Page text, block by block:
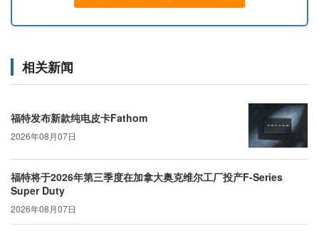
相关新闻
福特发布新款纯电皮卡Fathom
2026年08月07日
福特将于2026年第三季度在加拿大奥克维尔工厂投产F-Series
Super Duty
2026年08月07日